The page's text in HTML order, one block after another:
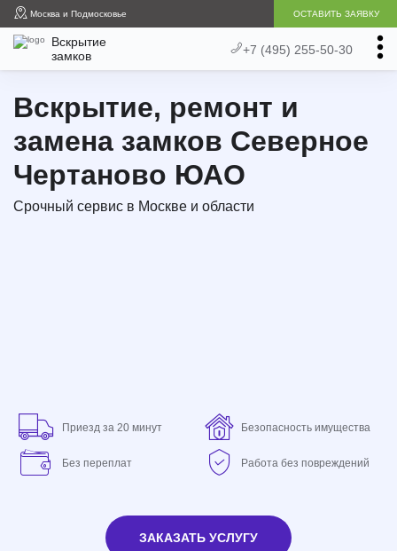
Москва и Подмосковье ОСТАВИТЬ ЗАЯВКУ
Вскрытие
замков
+7 (495) 255-50-30
Вскрытие, ремонт и
замена замков Северное
Чертаново ЮАО
Срочный сервис в Москве и области
Приезд за 20 минут Безопасность имущества
Без переплат Работа без повреждений
ЗАКАЗАТЬ УСЛУГУ